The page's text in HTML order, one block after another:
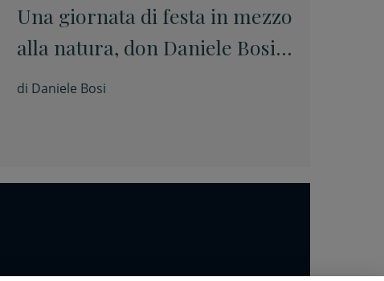
Una giornata di festa in mezzo
alla natura, don Daniele Bosi:
“Qui la terra si unisce al cielo”
di Daniele Bosi